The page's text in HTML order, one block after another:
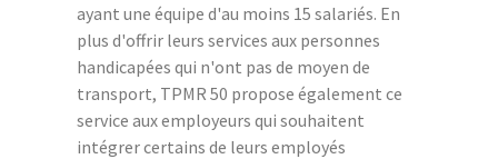
ayant une équipe d'au moins 15 salariés. En
plus d'offrir leurs services aux personnes
handicapées qui n'ont pas de moyen de
transport, TPMR 50 propose également ce
service aux employeurs qui souhaitent
intégrer certains de leurs employés